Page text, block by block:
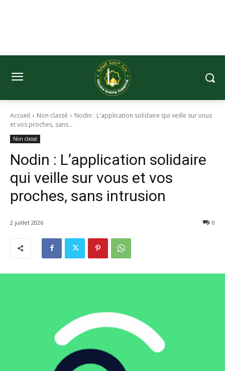
Accueil Non classé
Nodin : L'application solidaire qui veille sur vous
et vos proches, sans...
Non classé
Nodin : L’application solidaire
qui veille sur vous et vos
proches, sans intrusion
2 juillet 2026 0